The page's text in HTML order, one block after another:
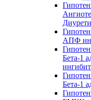
АПФ
Бета-1
Бета-1